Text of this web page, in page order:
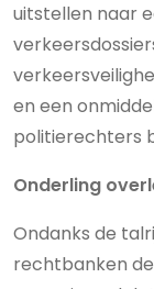
uitstellen naar
en een
politierechters
Onderling
Ondanks de
rechtbanken